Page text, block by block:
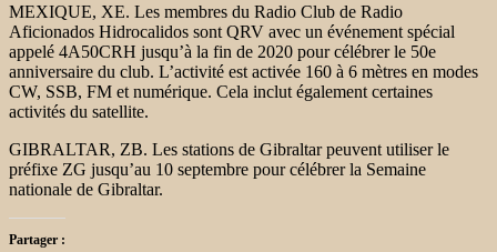
MEXIQUE, XE. Les membres du Radio Club de Radio
Aficionados Hidrocalidos sont QRV avec un événement spécial
appelé 4A50CRH jusqu’à la fin de 2020 pour célébrer le 50e
anniversaire du club. L’activité est activée 160 à 6 mètres en modes
CW, SSB, FM et numérique. Cela inclut également certaines
activités du satellite.
GIBRALTAR, ZB. Les stations de Gibraltar peuvent utiliser le
préfixe ZG jusqu’au 10 septembre pour célébrer la Semaine
nationale de Gibraltar.
Partager :